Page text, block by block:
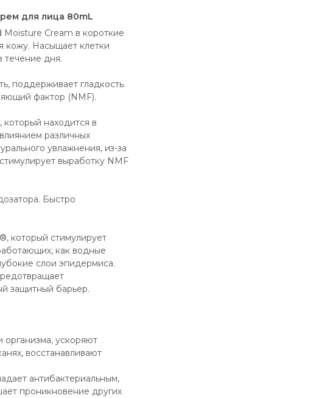
для лица 80mL
Cream в короткие
кожу. Насыщает клетки
течение дня.
поддерживает гладкость.
фактор (NMF).
находится в
различных
увлажнения, из-за
выработку NMF
Быстро
который стимулирует
как водные
слои эпидермиса.
защитный барьер.
организма, ускоряют
восстанавливают
антибактериальным,
проникновение других